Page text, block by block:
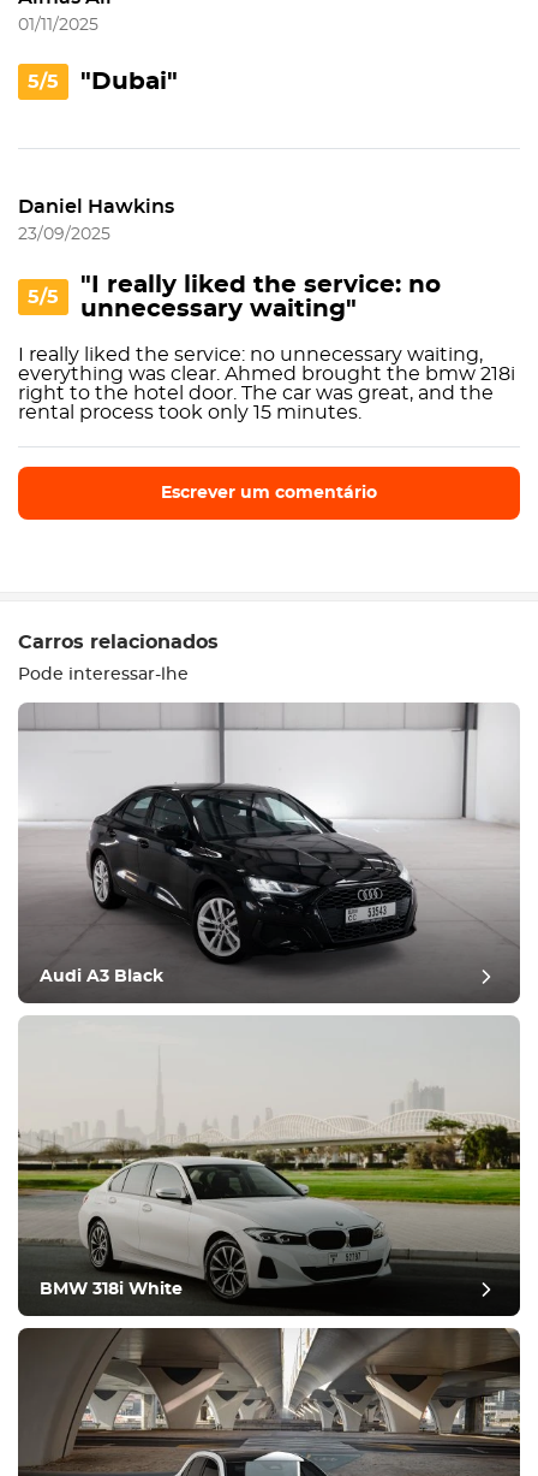
01/11/2025
5/5 "Dubai"
Daniel Hawkins
23/09/2025
5/5
"I really liked the service: no
unnecessary waiting"
I really liked the service: no unnecessary waiting,
everything was clear. Ahmed brought the bmw 218i
right to the hotel door. The car was great, and the
rental process took only 15 minutes.
Escrever um comentário
Equipamento
Confortável
climatização
Condução
Estado
pós-revisão
Carros relacionados
Pode interessar-lhe
Audi A3 Black
BMW 318i White